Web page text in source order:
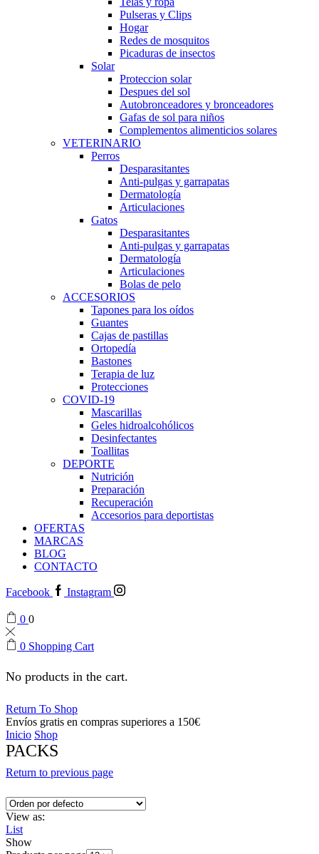
Pulseras y Clips
Hogar
Redes de mosquitos
Picaduras de insectos
Solar
Proteccion solar
Despues del sol
Autobronceadores y bronceadores
Gafas de sol para niños
Complementos alimenticios solares
VETERINARIO
Perros
Desparasitantes
Anti-pulgas y garrapatas
Dermatología
Articulaciones
Gatos
Desparasitantes
Anti-pulgas y garrapatas
Dermatología
Articulaciones
Bolas de pelo
ACCESORIOS
Tapones para los oídos
Guantes
Cajas de pastillas
Ortopedía
Bastones
Terapia de luz
Protecciones
COVID-19
Mascarillas
Geles hidroalcohólicos
Desinfectantes
Toallitas
DEPORTE
Nutrición
Preparación
Recuperación
Accesorios para deportistas
OFERTAS
MARCAS
BLOG
CONTACTO
Facebook Instagram
0 0
0 Shopping Cart
No products in the cart.
Return To Shop
Envíos gratis en compras superiores a 150€
Inicio Shop
PACKS
Return to previous page
View as:
List
Show